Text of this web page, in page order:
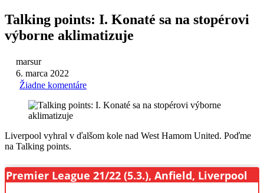
Talking points: I. Konaté sa na stopérovi
výborne aklimatizuje
marsur
6. marca 2022
Žiadne komentáre
Liverpool vyhral v ďalšom kole nad West Hamom United. Poďme
na Talking points.
Premier League 21/22 (5.3.), Anfield, Liverpool